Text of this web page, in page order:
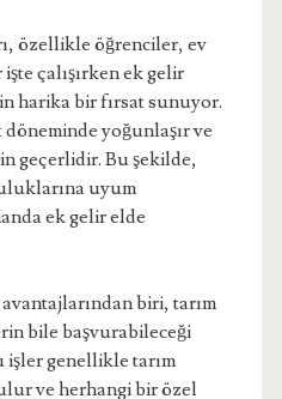
özellikle öğrenciler, ev
çalışırken ek gelir
harika bir fırsat sunuyor.
yoğunlaşır ve
geçerlidir. Bu şekilde,
uyum
ek gelir elde
biri, tarım
bile başvurabileceği
işler genellikle tarım
ve herhangi bir özel